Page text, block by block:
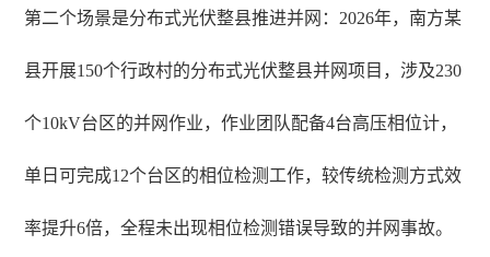
第二个场景是分布式光伏整县推进并网：2026年，南方某
县开展150个行政村的分布式光伏整县并网项目，涉及230
个10kV台区的并网作业，作业团队配备4台高压相位计，
单日可完成12个台区的相位检测工作，较传统检测方式效
率提升6倍，全程未出现相位检测错误导致的并网事故。